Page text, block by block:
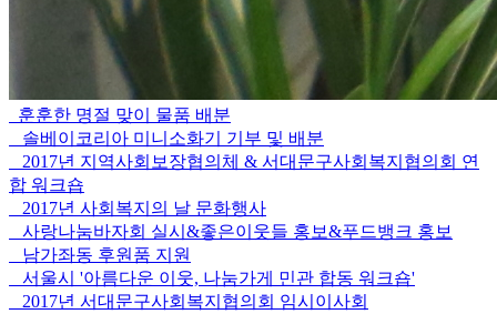
훈훈한 명절 맞이 물품 배분
솔베이코리아 미니소화기 기부 및 배분
2017년 지역사회보장협의체 & 서대문구사회복지협의회 연
합 워크숍
2017년 사회복지의 날 문화행사
사랑나눔바자회 실시&좋은이웃들 홍보&푸드뱅크 홍보
남가좌동 후원품 지원
서울시 '아름다운 이웃, 나눔가게 민관 합동 워크숍'
2017년 서대문구사회복지협의회 임시이사회